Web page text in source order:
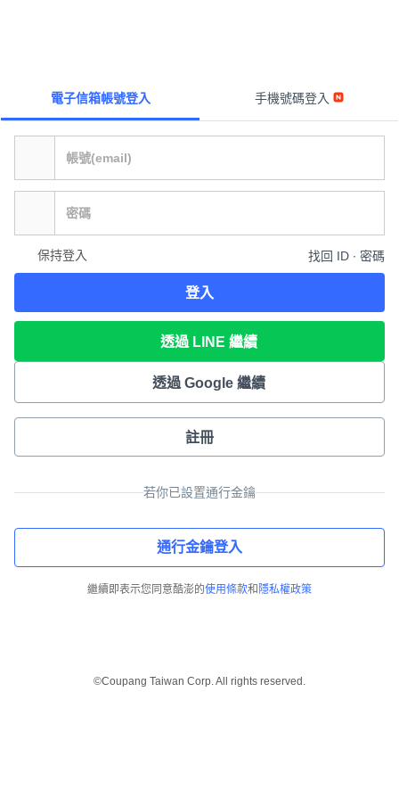
電子信箱帳號登入 手機號碼登入
保持登入 找回 ID ∙ 密碼
登入
透過 LINE 繼續
透過 Google 繼續
註冊
若你已設置通行金鑰
通行金鑰登入
繼續即表示您同意酷澎的使用條款和 隱私權政策
©Coupang Taiwan Corp. All rights reserved.